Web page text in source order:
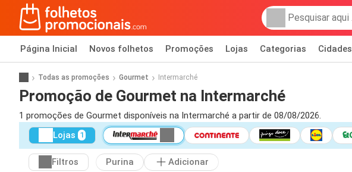
Página Inicial Novos folhetos Promoções Lojas Categorias Cidades
Todas as promoções Gourmet Intermarché
Promoção de Gourmet na Intermarché
1 promoções de Gourmet disponíveis na Intermarché a partir de 08/08/2026.
Lojas 1
Filtros Purina
Adicionar